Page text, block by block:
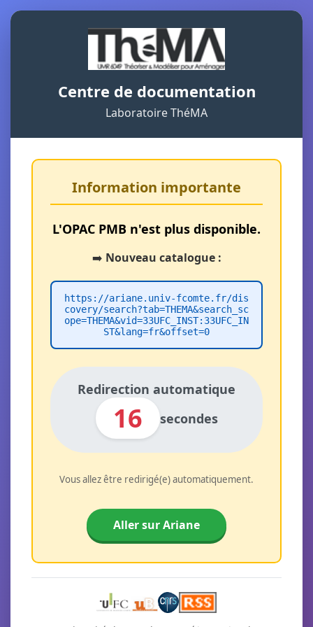
Centre de documentation
Laboratoire ThéMA
Information importante
L'OPAC PMB n'est plus disponible.
➡️ Nouveau catalogue :
https://ariane.univ-fcomte.fr/dis
covery/search?tab=THEMA&search_sc
ope=THEMA&vid=33UFC_INST:33UFC_IN
ST&lang=fr&offset=0
Redirection automatique
16 secondes
Vous allez être redirigé(e) automatiquement.
Aller sur Ariane